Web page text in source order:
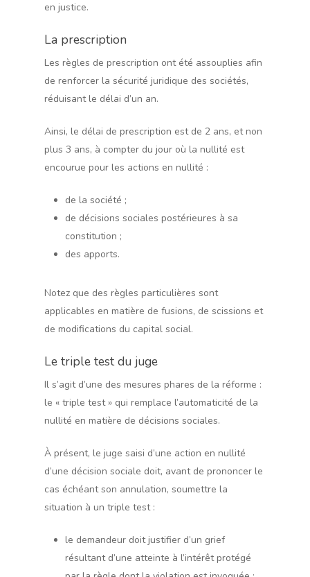
en justice.
La prescription
Les règles de prescription ont été assouplies afin
de renforcer la sécurité juridique des sociétés,
réduisant le délai d’un an.
Ainsi, le délai de prescription est de 2 ans, et non
plus 3 ans, à compter du jour où la nullité est
encourue pour les actions en nullité :
de la société ;
de décisions sociales postérieures à sa
constitution ;
des apports.
Notez que des règles particulières sont
applicables en matière de fusions, de scissions et
de modifications du capital social.
Le triple test du juge
Il s’agit d’une des mesures phares de la réforme :
le « triple test » qui remplace l’automaticité de la
nullité en matière de décisions sociales.
À présent, le juge saisi d’une action en nullité
d’une décision sociale doit, avant de prononcer le
cas échéant son annulation, soumettre la
situation à un triple test :
le demandeur doit justifier d’un grief
résultant d’une atteinte à l’intérêt protégé